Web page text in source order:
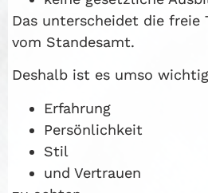
Das unterscheidet die freie
vom Standesamt.
Deshalb ist es umso
Erfahrung
Persönlichkeit
Stil
und Vertrauen